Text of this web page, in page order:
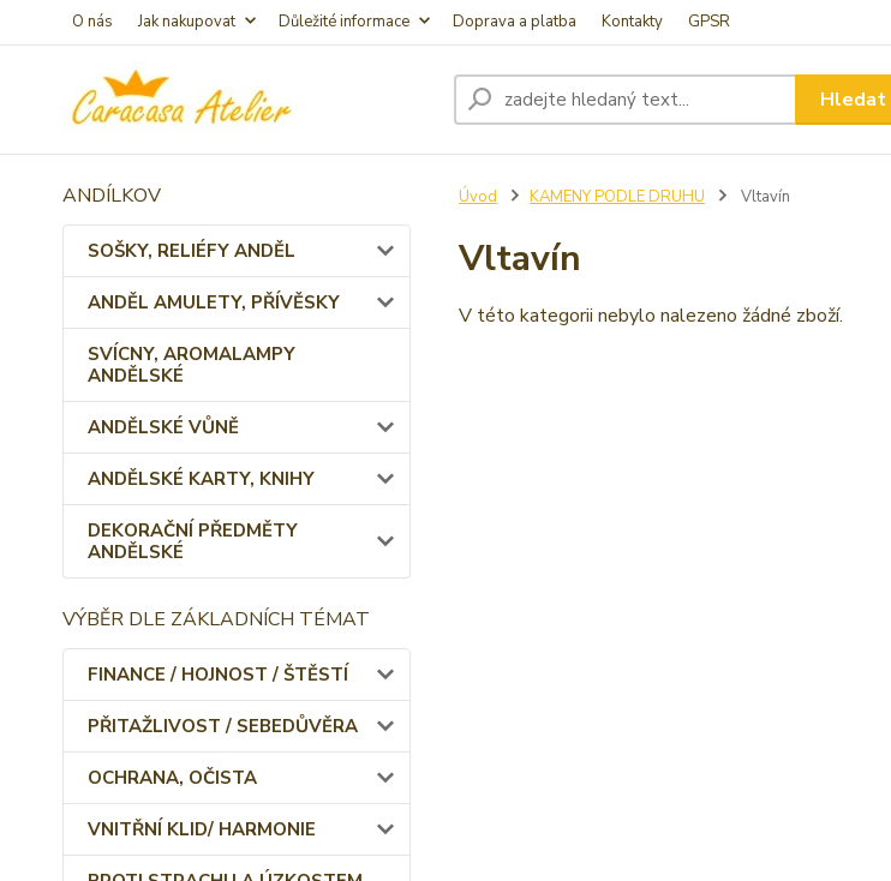
O nás Jak nakupovat Důležité informace Doprava a platba Kontakty GPSR
Hledat
ANDÍLKOV
SOŠKY, RELIÉFY ANDĚL
ANDĚL AMULETY, PŘÍVĚSKY
SVÍCNY, AROMALAMPY
ANDĚLSKÉ
ANDĚLSKÉ VŮNĚ
ANDĚLSKÉ KARTY, KNIHY
DEKORAČNÍ PŘEDMĚTY
ANDĚLSKÉ
VÝBĚR DLE ZÁKLADNÍCH TÉMAT
FINANCE / HOJNOST / ŠTĚSTÍ
PŘITAŽLIVOST / SEBEDŮVĚRA
OCHRANA, OČISTA
VNITŘNÍ KLID/ HARMONIE
Úvod KAMENY PODLE DRUHU Vltavín
Vltavín
V této kategorii nebylo nalezeno žádné zboží.